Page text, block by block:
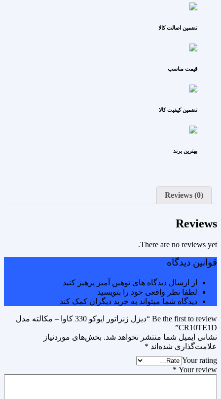
تضمین اصالت کالا
قیمت مناسب
تضمین کیفیت کالا
بهترین برند
Reviews (0)
Reviews
There are no reviews yet.
قوانین دیدگاه
از ارسال دیدگاه های توهین آمیز پرهیز کنید
لطفا نظر واقعی خود را بنویسید
دیدگاه شما میتواند به خرید دیگران کمک کند
Be the first to review “دیزل ژنراتور ایوکو 330 کاوا – مکالته مدل
CR10TE1D”
نشانی ایمیل شما منتشر نخواهد شد. بخش‌های موردنیاز
علامت‌گذاری شده‌اند *
Your rating
Your review
*